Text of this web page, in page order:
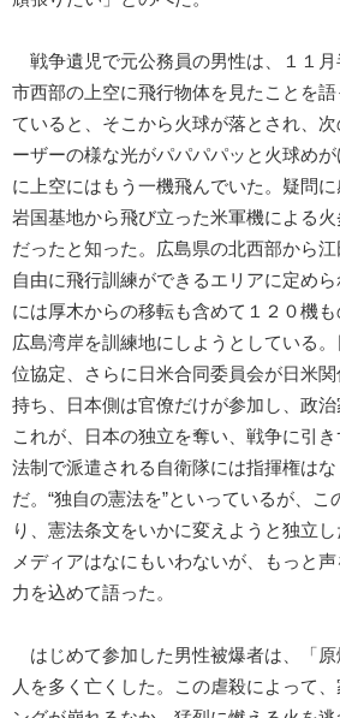
戦争遺児で元公務員の男性は、１１月
市西部の上空に飛行物体を見たことを
ていると、そこから火球が落とされ、
ーザーの様な光がパパパパッと火球め
に上空にはもう一機飛んでいた。疑問
岩国基地から飛び立った米軍機による
だったと知った。広島県の北西部から
自由に飛行訓練ができるエリアに定め
には厚木からの移転も含めて１２０機も
広島湾岸を訓練地にしようとしている
位協定、さらに日米合同委員会が日米
持ち、日本側は官僚だけが参加し、政治
これが、日本の独立を奪い、戦争に引
法制で派遣される自衛隊には指揮権は
だ。“独自の憲法を”といっているが、こ
り、憲法条文をいかに変えようと独立し
メディアはなにもいわないが、もっと
力を込めて語った。
はじめて参加した男性被爆者は、「原
人を多く亡くした。この虐殺によって